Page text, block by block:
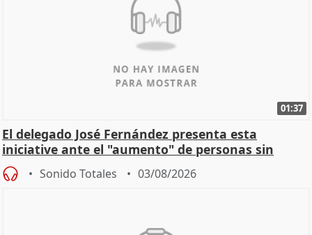
01:37
El delegado José Fernández presenta esta
iniciative ante el "aumento" de personas sin
hogar en Madri
Sonido Totales 03/08/2026